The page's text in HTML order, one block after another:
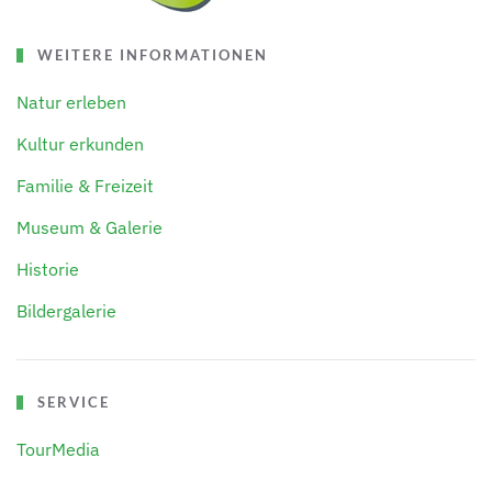
WEITERE INFORMATIONEN
Natur erleben
Kultur erkunden
Familie & Freizeit
Museum & Galerie
Historie
Bildergalerie
SERVICE
TourMedia